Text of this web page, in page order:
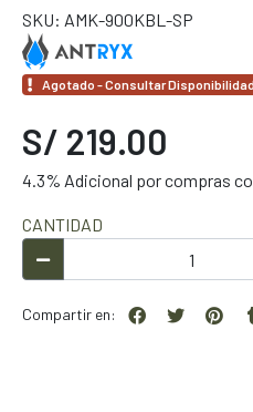
SKU: AMK-900KBL-SP
Agotado - Consultar Disponibilidad
S/ 219.00
4.3% Adicional por compras
CANTIDAD
Compartir en: